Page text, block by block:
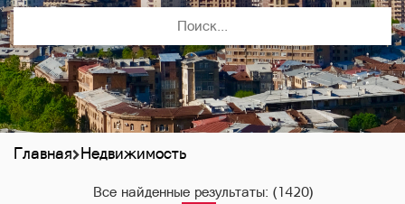
Главная Недвижимость
Все найденные результаты: (1420)